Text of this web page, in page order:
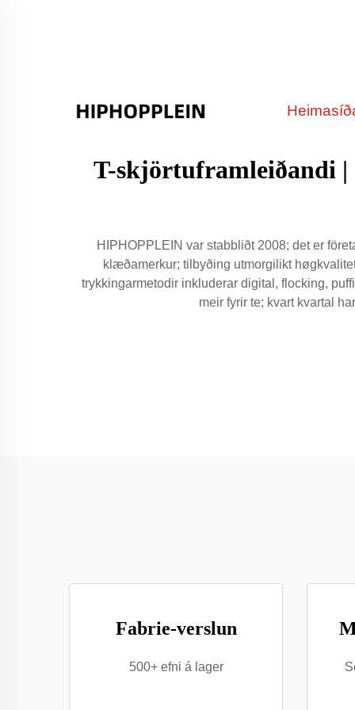
T-skjörtuframleiðandi |
HIPHOPPLEIN var stabbliðt 2008; det er
klæðamerkur; tilbyðing utmorgilikt
trykkingarmetodir inkluderar digital, flocking,
meir fyrir te; kvart kvartal
Fabrie-verslun
500+ efni á lager